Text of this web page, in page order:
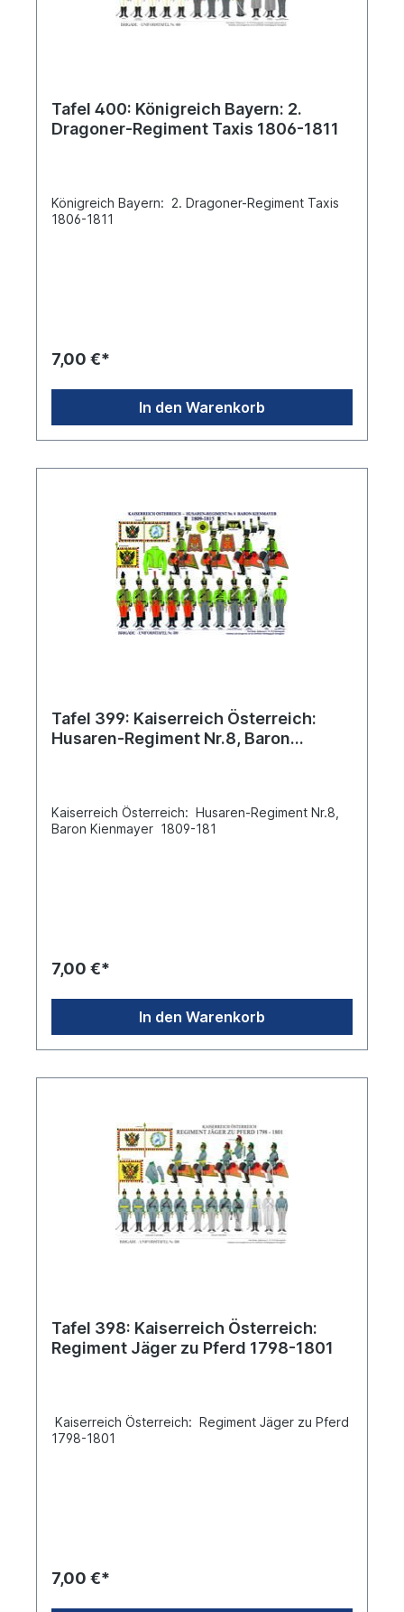
Tafel 400: Königreich Bayern: 2.
Dragoner-Regiment Taxis 1806-1811
Königreich Bayern: 2. Dragoner-Regiment Taxis
1806-1811
7,00 €*
In den Warenkorb
Tafel 399: Kaiserreich Österreich:
Husaren-Regiment Nr.8, Baron
Kaiserreich Österreich: Husaren-Regiment Nr.8,
Baron Kienmayer 1809-181
7,00 €*
In den Warenkorb
Tafel 398: Kaiserreich Österreich:
Regiment Jäger zu Pferd 1798-1801
Kaiserreich Österreich: Regiment Jäger zu Pferd
1798-1801
7,00 €*